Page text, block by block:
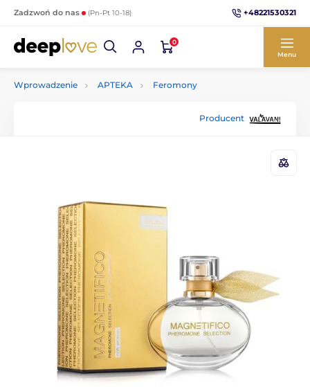
Zadzwoń do nas (Pn-Pt 10-18) +48221530321
0
Menu
Wprowadzenie APTEKA Feromony
Producent